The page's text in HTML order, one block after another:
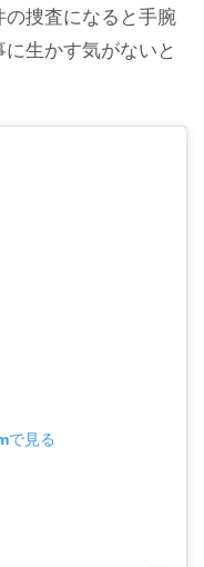
捜査になると手腕
生かす気がないと
で見る